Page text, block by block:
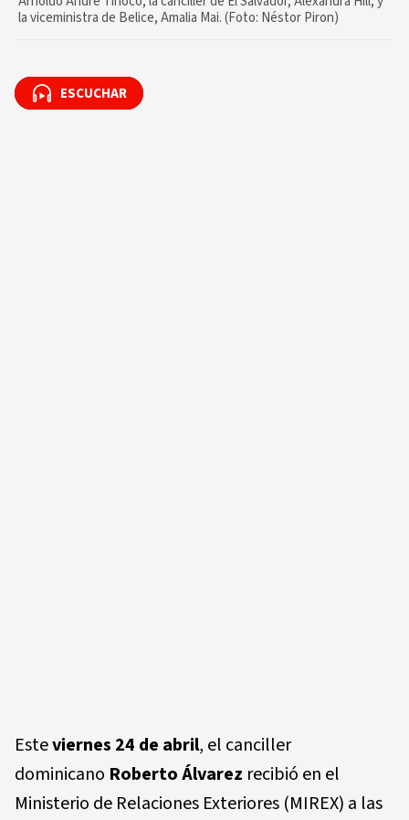
la viceministra de Belice, Amalia Mai. (Foto: Néstor Piron)
ESCUCHAR
ESCUCHAR
Esteviernes 24 de abril, el canciller
dominicano Roberto Álvarez recibió en el
Ministerio de Relaciones Exteriores (MIREX) a las